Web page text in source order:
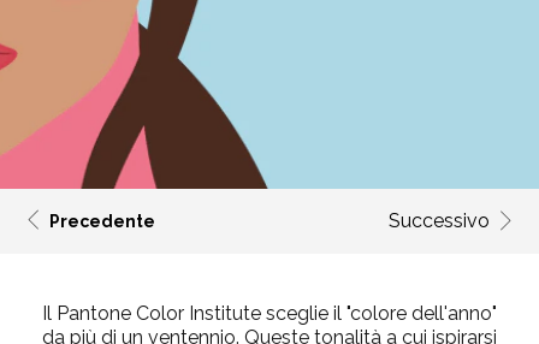
Precedente Successivo
Il Pantone Color Institute sceglie il "colore dell'anno"
da più di un ventennio. Queste tonalità a cui ispirarsi